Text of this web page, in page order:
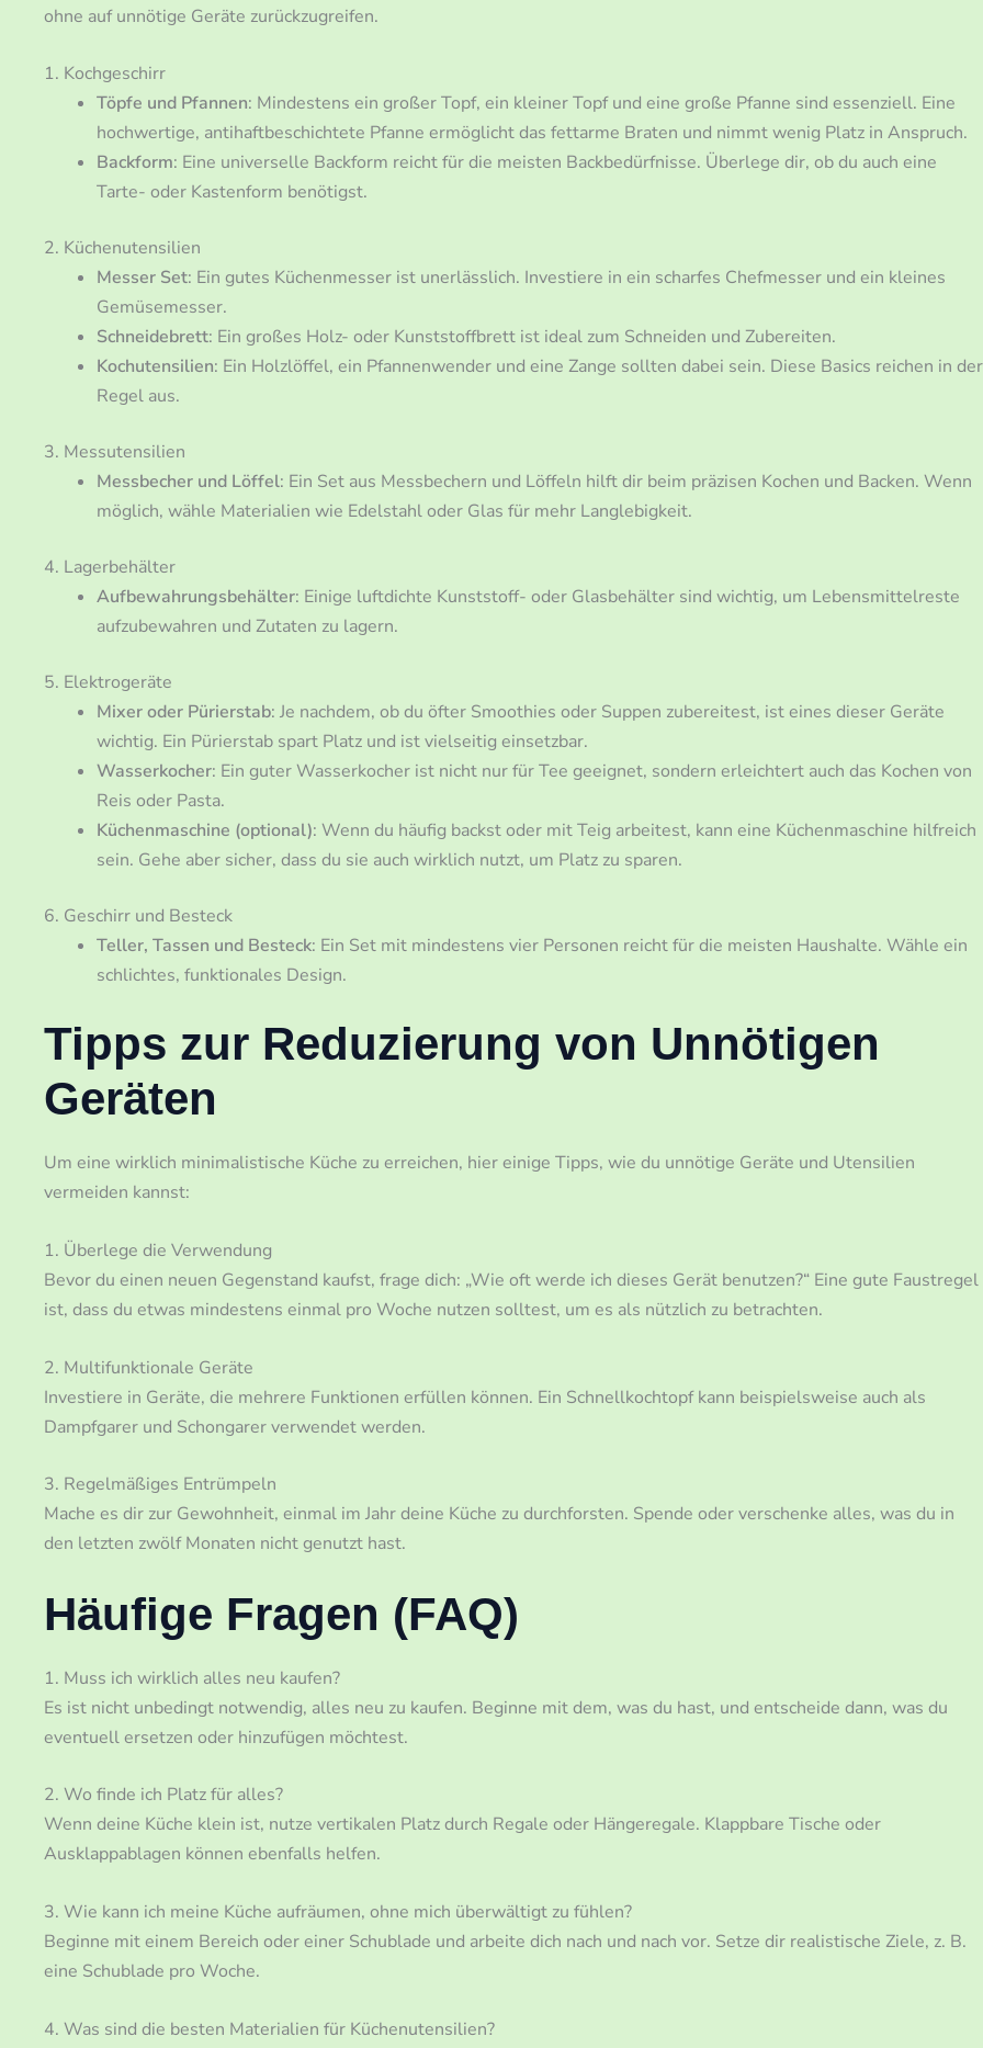
ohne auf unnötige Geräte zurückzugreifen.
1. Kochgeschirr
Töpfe und Pfannen: Mindestens ein großer Topf, ein kleiner Topf und eine große Pfanne sind essenziell. Eine
hochwertige, antihaftbeschichtete Pfanne ermöglicht das fettarme Braten und nimmt wenig Platz in Anspruch.
Backform: Eine universelle Backform reicht für die meisten Backbedürfnisse. Überlege dir, ob du auch eine
Tarte- oder Kastenform benötigst.
2. Küchenutensilien
Messer Set: Ein gutes Küchenmesser ist unerlässlich. Investiere in ein scharfes Chefmesser und ein kleines
Gemüsemesser.
Schneidebrett: Ein großes Holz- oder Kunststoffbrett ist ideal zum Schneiden und Zubereiten.
Kochutensilien: Ein Holzlöffel, ein Pfannenwender und eine Zange sollten dabei sein. Diese Basics reichen in der
Regel aus.
3. Messutensilien
Messbecher und Löffel: Ein Set aus Messbechern und Löffeln hilft dir beim präzisen Kochen und Backen. Wenn
möglich, wähle Materialien wie Edelstahl oder Glas für mehr Langlebigkeit.
4. Lagerbehälter
Aufbewahrungsbehälter: Einige luftdichte Kunststoff- oder Glasbehälter sind wichtig, um Lebensmittelreste
aufzubewahren und Zutaten zu lagern.
5. Elektrogeräte
Mixer oder Pürierstab: Je nachdem, ob du öfter Smoothies oder Suppen zubereitest, ist eines dieser Geräte
wichtig. Ein Pürierstab spart Platz und ist vielseitig einsetzbar.
Wasserkocher: Ein guter Wasserkocher ist nicht nur für Tee geeignet, sondern erleichtert auch das Kochen von
Reis oder Pasta.
Küchenmaschine (optional): Wenn du häufig backst oder mit Teig arbeitest, kann eine Küchenmaschine hilfreich
sein. Gehe aber sicher, dass du sie auch wirklich nutzt, um Platz zu sparen.
6. Geschirr und Besteck
Teller, Tassen und Besteck: Ein Set mit mindestens vier Personen reicht für die meisten Haushalte. Wähle ein
schlichtes, funktionales Design.
Tipps zur Reduzierung von Unnötigen
Geräten
Um eine wirklich minimalistische Küche zu erreichen, hier einige Tipps, wie du unnötige Geräte und Utensilien
vermeiden kannst:
1. Überlege die Verwendung
Bevor du einen neuen Gegenstand kaufst, frage dich: „Wie oft werde ich dieses Gerät benutzen?“ Eine gute Faustregel
ist, dass du etwas mindestens einmal pro Woche nutzen solltest, um es als nützlich zu betrachten.
2. Multifunktionale Geräte
Investiere in Geräte, die mehrere Funktionen erfüllen können. Ein Schnellkochtopf kann beispielsweise auch als
Dampfgarer und Schongarer verwendet werden.
3. Regelmäßiges Entrümpeln
Mache es dir zur Gewohnheit, einmal im Jahr deine Küche zu durchforsten. Spende oder verschenke alles, was du in
den letzten zwölf Monaten nicht genutzt hast.
Häufige Fragen (FAQ)
1. Muss ich wirklich alles neu kaufen?
Es ist nicht unbedingt notwendig, alles neu zu kaufen. Beginne mit dem, was du hast, und entscheide dann, was du
eventuell ersetzen oder hinzufügen möchtest.
2. Wo finde ich Platz für alles?
Wenn deine Küche klein ist, nutze vertikalen Platz durch Regale oder Hängeregale. Klappbare Tische oder
Ausklappablagen können ebenfalls helfen.
3. Wie kann ich meine Küche aufräumen, ohne mich überwältigt zu fühlen?
Beginne mit einem Bereich oder einer Schublade und arbeite dich nach und nach vor. Setze dir realistische Ziele, z. B.
eine Schublade pro Woche.
4. Was sind die besten Materialien für Küchenutensilien?